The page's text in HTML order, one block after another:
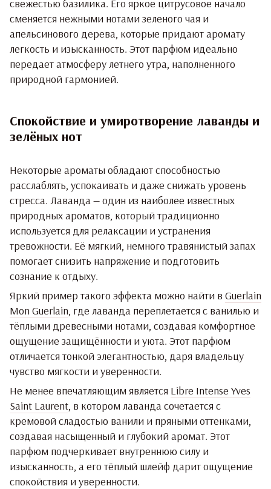
свежестью базилика. Его яркое цитрусовое начало
сменяется нежными нотами зеленого чая и
апельсинового дерева, которые придают аромату
легкость и изысканность. Этот парфюм идеально
передает атмосферу летнего утра, наполненного
природной гармонией.
Спокойствие и умиротворение лаванды и
зелёных нот
Некоторые ароматы обладают способностью
расслаблять, успокаивать и даже снижать уровень
стресса. Лаванда — один из наиболее известных
природных ароматов, который традиционно
используется для релаксации и устранения
тревожности. Её мягкий, немного травянистый запах
помогает снизить напряжение и подготовить
сознание к отдыху.
Яркий пример такого эффекта можно найти в Guerlain
Mon Guerlain, где лаванда переплетается с ванилью и
тёплыми древесными нотами, создавая комфортное
ощущение защищённости и уюта. Этот парфюм
отличается тонкой элегантностью, даря владельцу
чувство мягкости и уверенности.
Не менее впечатляющим является Libre Intense Yves
Saint Laurent, в котором лаванда сочетается с
кремовой сладостью ванили и пряными оттенками,
создавая насыщенный и глубокий аромат. Этот
парфюм подчеркивает внутреннюю силу и
изысканность, а его тёплый шлейф дарит ощущение
спокойствия и уверенности.